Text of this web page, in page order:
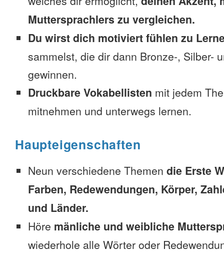
Muttersprachlers zu vergleichen.
Du wirst dich motiviert fühlen zu
sammelst, die dir dann Bronze-, Silber-
gewinnen.
Druckbare Vokabellisten mit jedem
mitnehmen und unterwegs lernen.
Haupteigenschaften
Neun verschiedene Themen die Erste
Farben, Redewendungen, Körper,
und Länder.
Höre mänliche und weibliche
wiederhole alle Wörter oder